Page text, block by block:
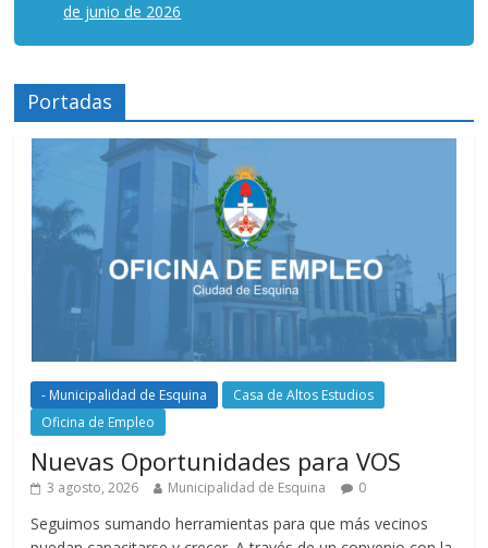
de junio de 2026
Portadas
- Municipalidad de Esquina
Casa de Altos Estudios
Oficina de Empleo
Nuevas Oportunidades para VOS
3 agosto, 2026 Municipalidad de Esquina 0
Seguimos sumando herramientas para que más vecinos